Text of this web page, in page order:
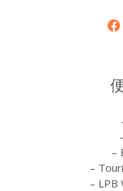
–
–
–